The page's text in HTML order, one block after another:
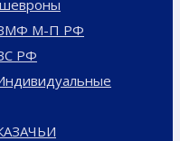
М-П РФ
РФ